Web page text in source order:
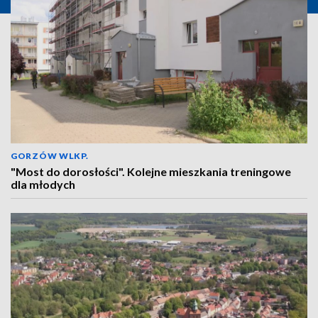
GORZÓW WLKP.
"Most do dorosłości". Kolejne mieszkania treningowe
dla młodych